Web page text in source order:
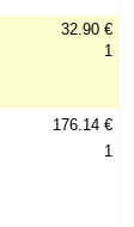
32.90 €
1
176.14 €
1